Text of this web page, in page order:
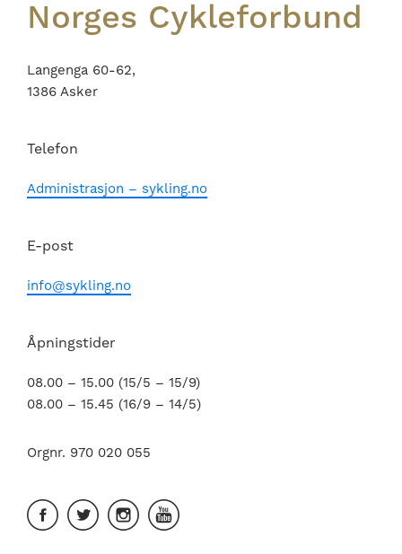
Norges Cykleforbund
Langenga 60-62,
1386 Asker
Telefon
Administrasjon – sykling.no
E-post
info@sykling.no
Åpningstider
08.00 – 15.00 (15/5 – 15/9)
08.00 – 15.45 (16/9 – 14/5)
Orgnr. 970 020 055